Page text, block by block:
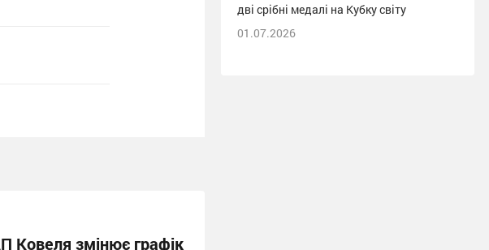
Ковеля змінює графік
дві срібні медалі на Кубку світу
01.07.2026